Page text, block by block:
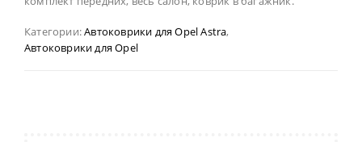
Категории:Автоковрики для Opel Astra,
Автоковрики для Opel